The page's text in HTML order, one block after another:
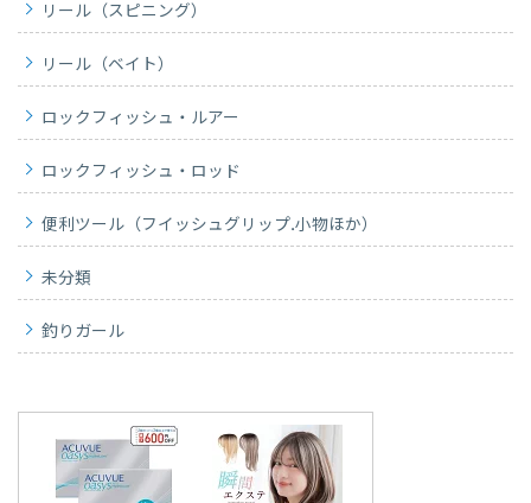
リール（スピニング）
リール（ベイト）
ロックフィッシュ・ルアー
ロックフィッシュ・ロッド
便利ツール（フイッシュグリップ.小物ほか）
未分類
釣りガール